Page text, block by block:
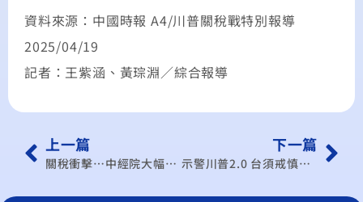
資料來源：中國時報 A4/川普關稅戰特別報導
2025/04/19
記者：王紫涵、黃琮淵／綜合報導
上一篇
關稅衝擊…中經院大幅下修 今年經濟成長 樂觀也難保3
下一篇
示警川普2.0 台須戒慎恐懼